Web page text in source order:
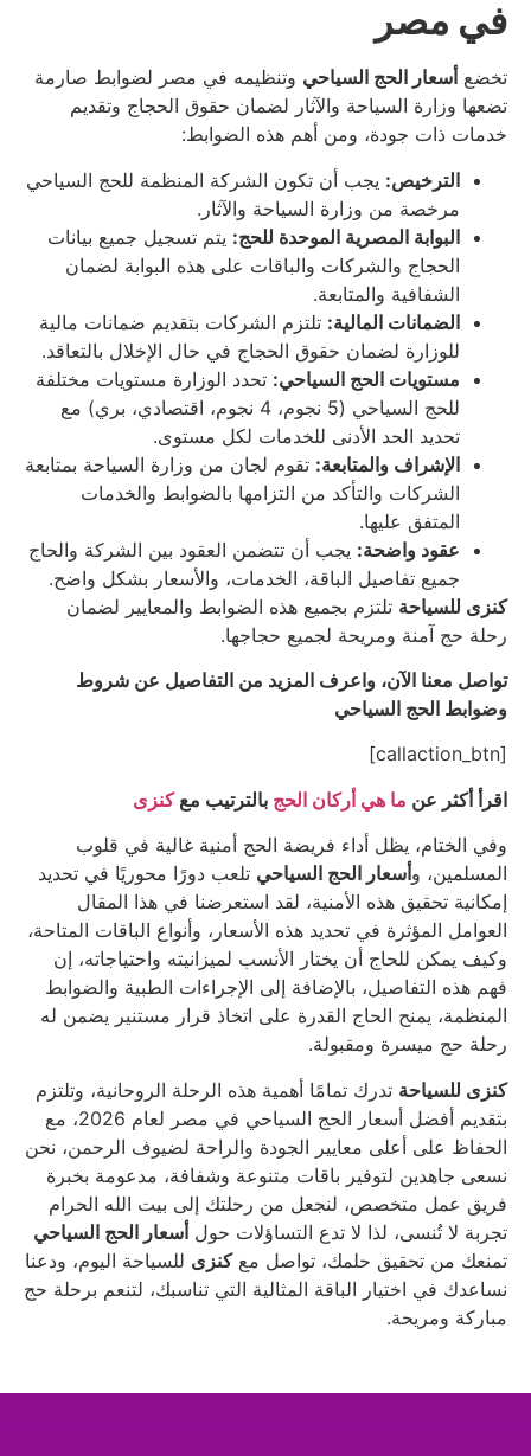
في مصر
تخضع أسعار الحج السياحي وتنظيمه في مصر لضوابط صارمة
تضعها وزارة السياحة والآثار لضمان حقوق الحجاج وتقديم
خدمات ذات جودة، ومن أهم هذه الضوابط:
الترخيص: يجب أن تكون الشركة المنظمة للحج السياحي
مرخصة من وزارة السياحة والآثار.
البوابة المصرية الموحدة للحج: يتم تسجيل جميع بيانات
الحجاج والشركات والباقات على هذه البوابة لضمان
الشفافية والمتابعة.
الضمانات المالية: تلتزم الشركات بتقديم ضمانات مالية
للوزارة لضمان حقوق الحجاج في حال الإخلال بالتعاقد.
مستويات الحج السياحي: تحدد الوزارة مستويات مختلفة
للحج السياحي (5 نجوم، 4 نجوم، اقتصادي، بري) مع
تحديد الحد الأدنى للخدمات لكل مستوى.
الإشراف والمتابعة: تقوم لجان من وزارة السياحة بمتابعة
الشركات والتأكد من التزامها بالضوابط والخدمات
المتفق عليها.
عقود واضحة: يجب أن تتضمن العقود بين الشركة والحاج
جميع تفاصيل الباقة، الخدمات، والأسعار بشكل واضح.
كنزى للسياحة تلتزم بجميع هذه الضوابط والمعايير لضمان
رحلة حج آمنة ومريحة لجميع حجاجها.
تواصل معنا الآن، واعرف المزيد من التفاصيل عن شروط
وضوابط الحج السياحي
[callaction_btn]
اقرأ أكثر عن ما هي أركان الحج بالترتيب معكنزى
وفي الختام، يظل أداء فريضة الحج أمنية غالية في قلوب
المسلمين، وأسعار الحج السياحي تلعب دورًا محوريًا في تحديد
إمكانية تحقيق هذه الأمنية، لقد استعرضنا في هذا المقال
العوامل المؤثرة في تحديد هذه الأسعار، وأنواع الباقات المتاحة،
وكيف يمكن للحاج أن يختار الأنسب لميزانيته واحتياجاته، إن
فهم هذه التفاصيل، بالإضافة إلى الإجراءات الطبية والضوابط
المنظمة، يمنح الحاج القدرة على اتخاذ قرار مستنير يضمن له
رحلة حج ميسرة ومقبولة.
كنزى للسياحة تدرك تمامًا أهمية هذه الرحلة الروحانية، وتلتزم
بتقديم أفضل أسعار الحج السياحي في مصر لعام 2026، مع
الحفاظ على أعلى معايير الجودة والراحة لضيوف الرحمن، نحن
نسعى جاهدين لتوفير باقات متنوعة وشفافة، مدعومة بخبرة
فريق عمل متخصص، لنجعل من رحلتك إلى بيت الله الحرام
تجربة لا تُنسى، لذا لا تدع التساؤلات حولأسعار الحج السياحي
تمنعك من تحقيق حلمك، تواصل معكنزى للسياحة اليوم، ودعنا
نساعدك في اختيار الباقة المثالية التي تناسبك، لتنعم برحلة حج
مباركة ومريحة.